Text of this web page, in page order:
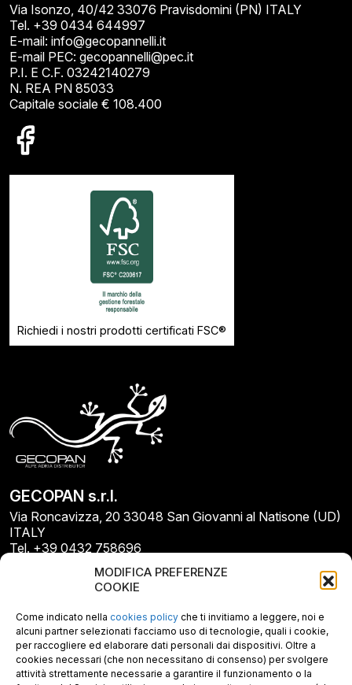
MODIFICA PREFERENZE
COOKIE
Come indicato nella cookies policy che ti invitiamo a leggere, noi e
alcuni partner selezionati facciamo uso di tecnologie, quali i cookie,
per raccogliere ed elaborare dati personali dai dispositivi. Oltre a
cookies necessari (che non necessitano di consenso) per svolgere
attività strettamente necessarie a garantire il funzionamento o la
Via Isonzo, 40/42 33076 Pravisdomini (PN) ITALY
Tel. +39 0434 644997
E-mail: info@gecopannelli.it
E-mail PEC: gecopannelli@pec.it
P.I. E C.F. 03242140279
N. REA PN 85033
Capitale sociale € 108.400
Richiedi i nostri prodotti certificati FSC®
GECOPAN s.r.l.
Via Roncavizza, 20 33048 San Giovanni al Natisone (UD)
ITALY
Tel. +39 0432 758696
E-mail: info@gecopan.it
E-mail PEC: gecopan@pec.it
P.I. E C.F. 02487660306
N. REA UD 264834
Capitale sociale € 30.000